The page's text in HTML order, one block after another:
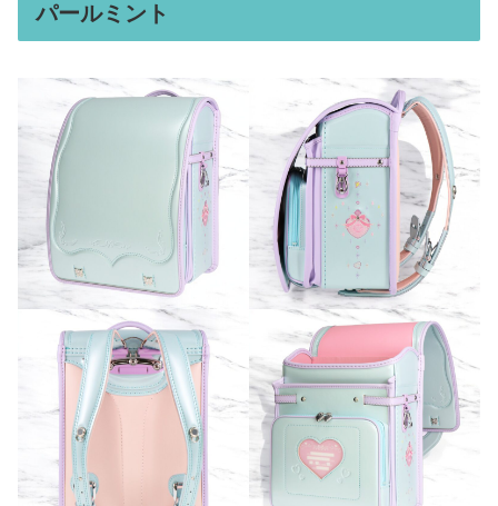
パールミント